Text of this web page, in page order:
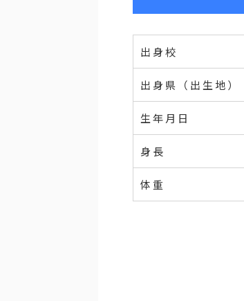
出身校
出身県（出生地）
生年月日
身長
体重